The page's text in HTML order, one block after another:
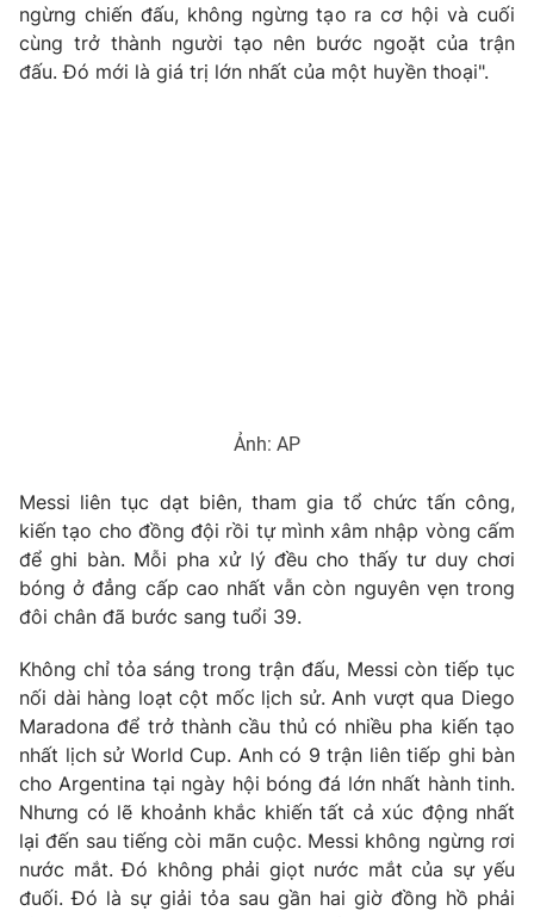
ngừng chiến đấu, không ngừng tạo ra cơ hội và cuối
cùng trở thành người tạo nên bước ngoặt của trận
đấu. Đó mới là giá trị lớn nhất của một huyền thoại".
Ảnh: AP
Messi liên tục dạt biên, tham gia tổ chức tấn công,
kiến tạo cho đồng đội rồi tự mình xâm nhập vòng cấm
để ghi bàn. Mỗi pha xử lý đều cho thấy tư duy chơi
bóng ở đẳng cấp cao nhất vẫn còn nguyên vẹn trong
đôi chân đã bước sang tuổi 39.
Không chỉ tỏa sáng trong trận đấu, Messi còn tiếp tục
nối dài hàng loạt cột mốc lịch sử. Anh vượt qua Diego
Maradona để trở thành cầu thủ có nhiều pha kiến tạo
nhất lịch sử World Cup. Anh có 9 trận liên tiếp ghi bàn
cho Argentina tại ngày hội bóng đá lớn nhất hành tinh.
Nhưng có lẽ khoảnh khắc khiến tất cả xúc động nhất
lại đến sau tiếng còi mãn cuộc. Messi không ngừng rơi
nước mắt. Đó không phải giọt nước mắt của sự yếu
đuối. Đó là sự giải tỏa sau gần hai giờ đồng hồ phải